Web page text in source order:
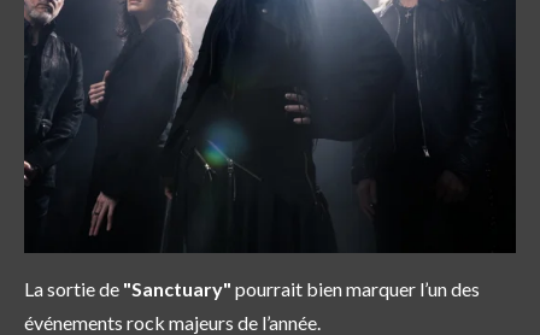
La sortie de "Sanctuary" pourrait bien marquer l’un des
événements rock majeurs de l’année.